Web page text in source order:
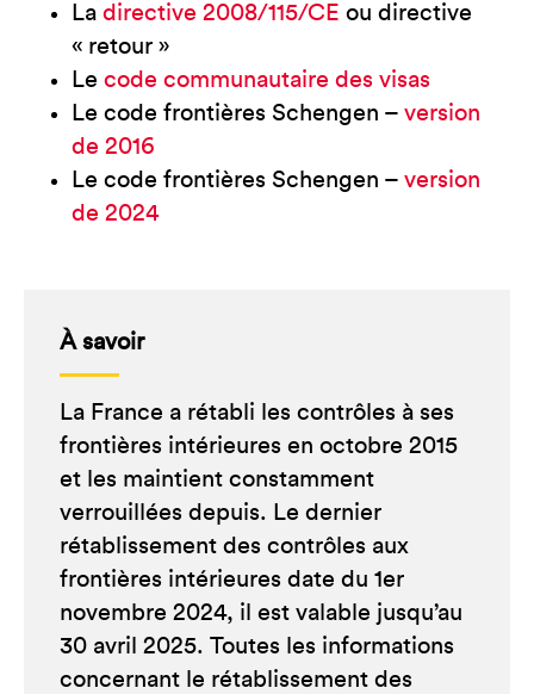
La directive 2008/115/CE ou directive
« retour »
Le code communautaire des visas
Le code frontières Schengen – version
de 2016
Le code frontières Schengen – version
de 2024
À savoir
La France a rétabli les contrôles à ses
frontières intérieures en octobre 2015
et les maintient constamment
verrouillées depuis. Le dernier
rétablissement des contrôles aux
frontières intérieures date du 1er
novembre 2024, il est valable jusqu’au
30 avril 2025. Toutes les informations
concernant le rétablissement des